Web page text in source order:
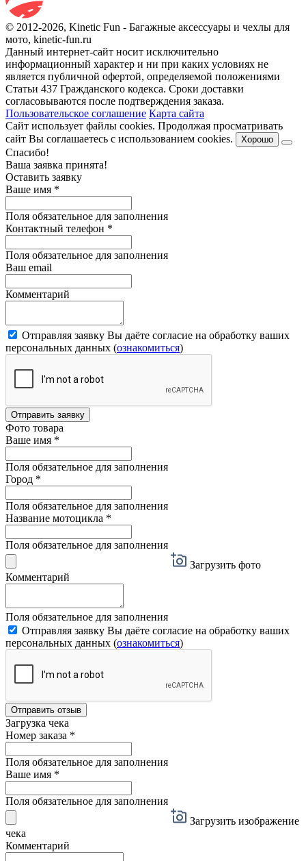
© 2012-2026, Kinetic Fun - Багажные аксессуары и чехлы для
мото, kinetic-fun.ru
Данный интернет-сайт носит исключительно
информационный характер и ни при каких условиях не
является публичной офертой, определяемой положениями
Статьи 437 Гражданского кодекса. Сроки доставки
согласовываются после подтверждения заказа.
Пользовательское соглашение Карта сайта
Сайт использует файлы cookies. Продолжая просматривать
сайт Вы соглашаетесь с использованием cookies.
Хорошо
Спасибо!
Ваша заявка принята!
Оставить заявку
Ваше имя *
Поля обязательное для заполнения
Контактный телефон *
Поля обязательное для заполнения
Ваш email
Комментарий
Отправляя заявку Вы даёте согласие на обработку ваших
персональных данных (ознакомиться)
Отправить заявку
Фото товара
Ваше имя *
Поля обязательное для заполнения
Город *
Поля обязательное для заполнения
Название мотоцикла *
Поля обязательное для заполнения
Загрузить фото
Комментарий
Поля обязательное для заполнения
Отправляя заявку Вы даёте согласие на обработку ваших
персональных данных (ознакомиться)
Отправить отзыв
Загрузка чека
Номер заказа *
Поля обязательное для заполнения
Ваше имя *
Поля обязательное для заполнения
Загрузить изображение
чека
Комментарий